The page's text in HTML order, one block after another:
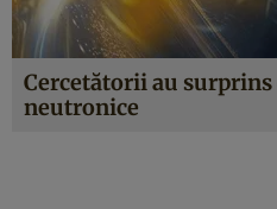
Cercetătorii au surprins
neutronice